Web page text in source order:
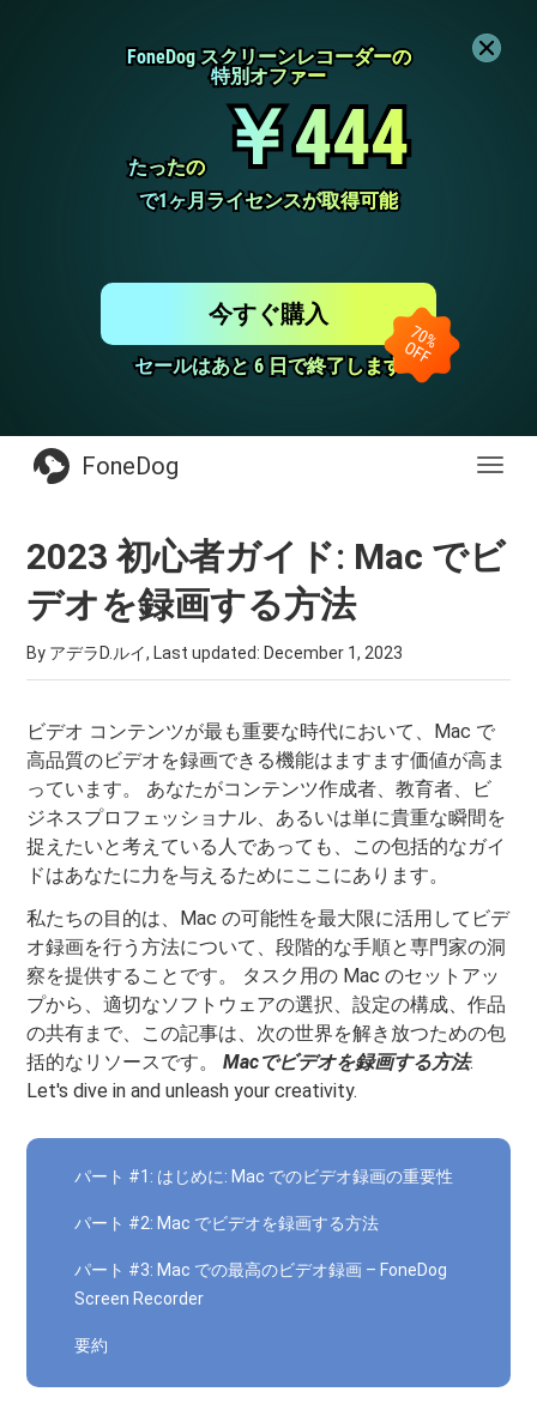
FoneDog スクリーンレコーダーの
FoneDog スクリーンレコーダーの
特別オファー
特別オファー
たったの
たったの ￥444
￥444
で1ヶ月ライセンスが取得可能
で1ヶ月ライセンスが取得可能
セールはあと 6 日で終了します
セールはあと 6 日で終了します
今すぐ購入
FoneDog
2023 初心者ガイド: Mac でビ
デオを録画する方法
By アデラD.ルイ, Last updated: December 1, 2023
ビデオ コンテンツが最も重要な時代において、Mac で
高品質のビデオを録画できる機能はますます価値が高ま
っています。 あなたがコンテンツ作成者、教育者、ビ
ジネスプロフェッショナル、あるいは単に貴重な瞬間を
捉えたいと考えている人であっても、この包括的なガイ
ドはあなたに力を与えるためにここにあります。
私たちの目的は、Mac の可能性を最大限に活用してビデ
オ録画を行う方法について、段階的な手順と専門家の洞
察を提供することです。 タスク用の Mac のセットアッ
プから、適切なソフトウェアの選択、設定の構成、作品
の共有まで、この記事は、次の世界を解き放つための包
括的なリソースです。Macでビデオを録画する方法.
Let's dive in and unleash your creativity.
パート #1: はじめに: Mac でのビデオ録画の重要性
パート #2: Mac でビデオを録画する方法
パート #3: Mac での最高のビデオ録画 – FoneDog
Screen Recorder
要約